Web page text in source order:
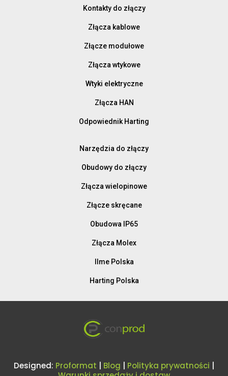
Kontakty do złączy
Złącza kablowe
Złącze modułowe
Złącza wtykowe
Wtyki elektryczne
Złącza HAN
Odpowiednik Harting
Narzędzia do złączy
Obudowy do złączy
Złącza wielopinowe
Złącze skręcane
Obudowa IP65
Złącza Molex
Ilme Polska
Harting Polska
Designed: Proformat Blog Polityka prywatności